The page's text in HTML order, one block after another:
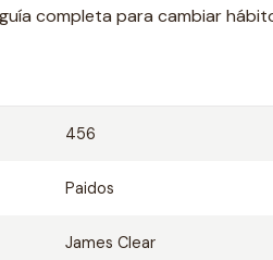
completa para cambiar
456
Paidos
James Clear